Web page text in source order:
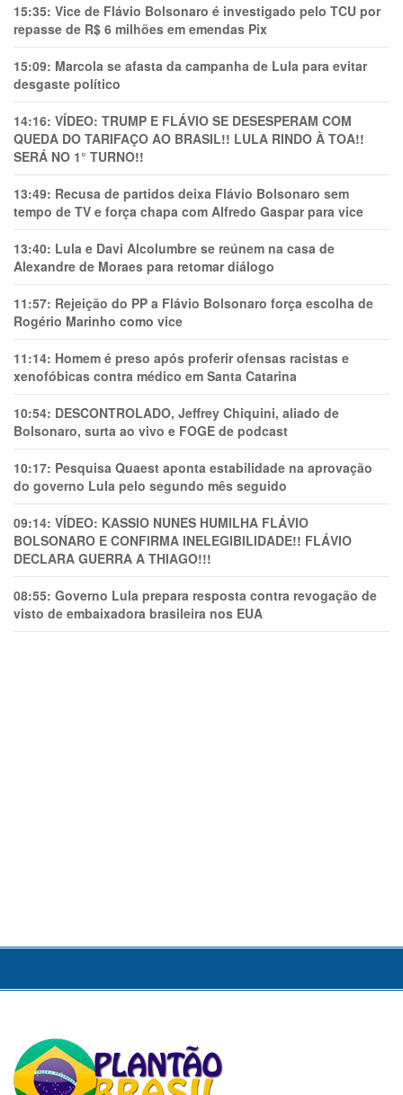
15:35: Vice de Flávio Bolsonaro é investigado pelo TCU por
repasse de R$ 6 milhões em emendas Pix
15:09: Marcola se afasta da campanha de Lula para evitar
desgaste político
14:16: VÍDEO: TRUMP E FLÁVIO SE DESESPERAM COM
QUEDA DO TARIFAÇO AO BRASIL!! LULA RINDO À TOA!!
SERÁ NO 1° TURNO!!
13:49: Recusa de partidos deixa Flávio Bolsonaro sem
tempo de TV e força chapa com Alfredo Gaspar para vice
13:40: Lula e Davi Alcolumbre se reúnem na casa de
Alexandre de Moraes para retomar diálogo
11:57: Rejeição do PP a Flávio Bolsonaro força escolha de
Rogério Marinho como vice
11:14: Homem é preso após proferir ofensas racistas e
xenofóbicas contra médico em Santa Catarina
10:54: DESCONTROLADO, Jeffrey Chiquini, aliado de
Bolsonaro, surta ao vivo e FOGE de podcast
10:17: Pesquisa Quaest aponta estabilidade na aprovação
do governo Lula pelo segundo mês seguido
09:14: VÍDEO: KASSIO NUNES HUMlLHA FLÁVIO
BOLSONARO E CONFIRMA INELEGIBILIDADE!! FLÁVIO
DECLARA GUERRA A THIAGO!!!
08:55: Governo Lula prepara resposta contra revogação de
visto de embaixadora brasileira nos EUA